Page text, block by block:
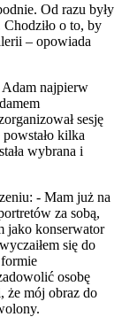
Od razu były
o to, by
– opowiada
Adam najpierw
sesję
kilka
wybrana i
- Mam już na
za sobą,
jako konserwator
się do
osobę
że mój obraz do